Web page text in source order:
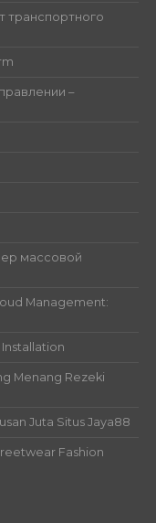
транспортного
–
массовой
Management:
Menang Rezeki
Juta Situs Jaya88
Fashion